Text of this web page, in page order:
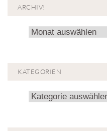
ARCHIV!
Archiv!
KATEGORIEN
Kategorien